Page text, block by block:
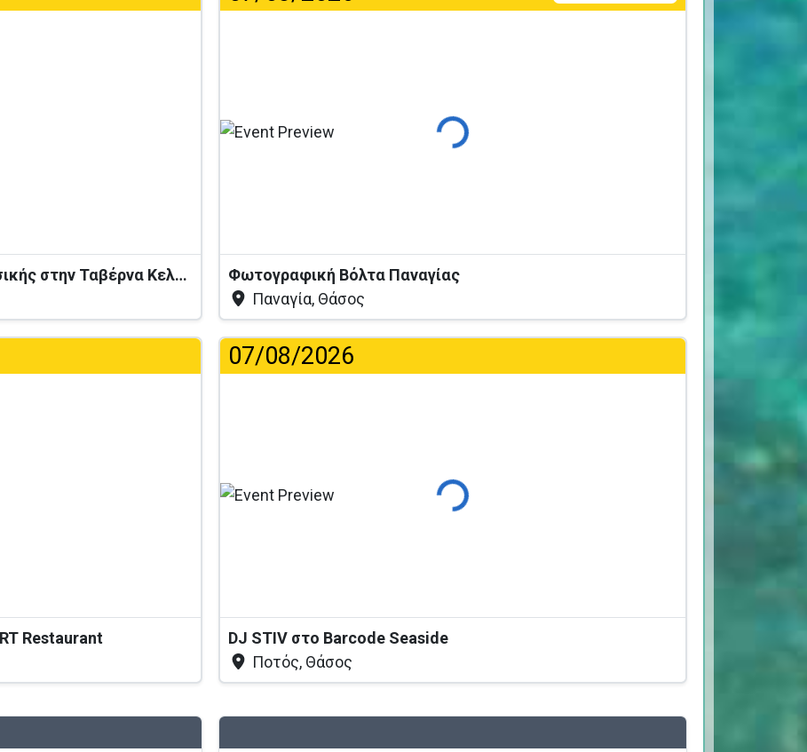
Βραδιά Ζωντανής Ελληνικής Μουσικής στην Ταβέρνα Κελάρι
Φόρτωση...
Φωτογραφική Βόλτα Παναγίας
Παναγία, Θάσος
Restaurant
07/08/2026
Φόρτωση...
DJ STIV στο Barcode Seaside
Ποτός, Θάσος